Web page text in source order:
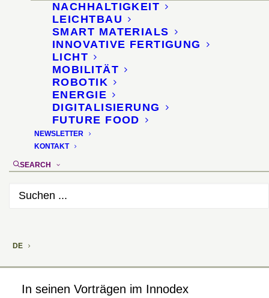
NACHHALTIGKEIT
LEICHTBAU
SMART MATERIALS
INNOVATIVE FERTIGUNG
LICHT
MOBILITÄT
ROBOTIK
ENERGIE
DIGITALISIERUNG
FUTURE FOOD
NEWSLETTER
KONTAKT
SEARCH
DE
Innodex Materials
Innovation 2017
ELMIA Subcontractor ·
Jönköping/Schweden
14.–17. November 2017
In seinen Vorträgen im Innodex